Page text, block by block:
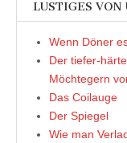
LUSTIGES VON
Wenn Döner
Der tiefer-
Möchtegern
Das Coilauge
Der Spiegel
Wie man